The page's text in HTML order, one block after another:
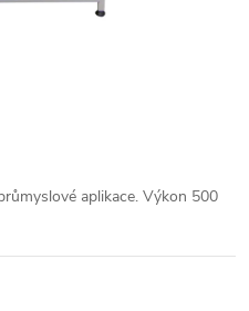
aplikace. Výkon 500